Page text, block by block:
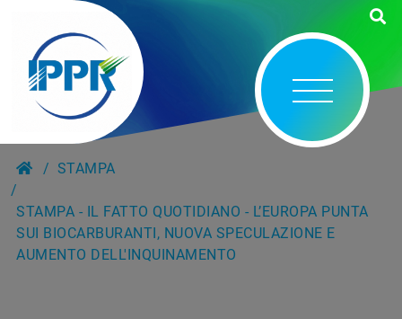
STAMPA
STAMPA - IL FATTO QUOTIDIANO - L’EUROPA PUNTA
SUI BIOCARBURANTI, NUOVA SPECULAZIONE E
AUMENTO DELL'INQUINAMENTO